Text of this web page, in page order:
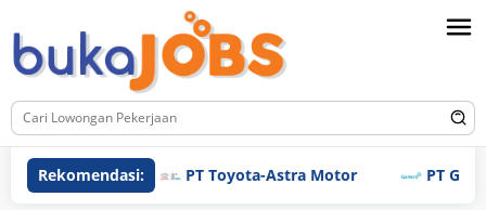
ke
konten
Rekomendasi:PT Toyota-Astra Motor PT Genero